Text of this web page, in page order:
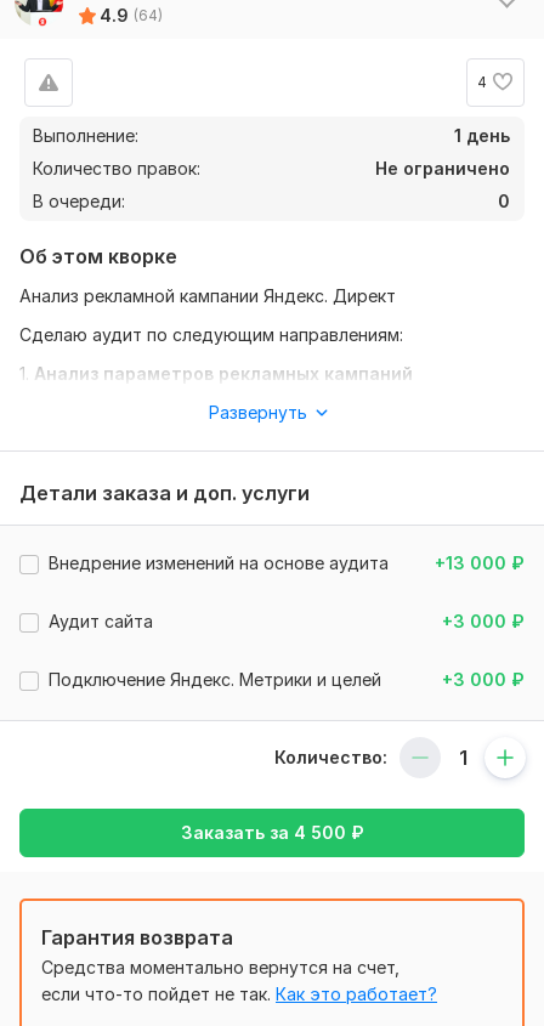
4.9 (64)
4
Выполнение:
1 день
Количество правок:
Не ограничено
В очереди:
0
Об этом кворке
Анализ рекламной кампании Яндекс. Директ
Сделаю аудит по следующим направлениям:
1. Анализ параметров рекламных кампаний
1.1 Временной таргетинг
1.2 Регион показов
1.3 Стратегия показа
1.4 Корректировка ставок
1.5 Наличие визитки
1.8 Наличие минус фраз
1.9 Анализ специальных настроек
2.3 Ретаргетинг на аудиторию (при наличии)
Анализ объявлений
3.1 Первые и вторые заголовки
Развернуть
Детали заказа и доп. услуги
Внедрение изменений на основе аудита +13 000 ₽
Аудит сайта +3 000 ₽
Подключение Яндекс. Метрики и целей +3 000 ₽
Количество:
Заказать за 4 500 ₽
Гарантия возврата
Средства моментально вернутся на счет,
если что-то пойдет не так. Как это работает?